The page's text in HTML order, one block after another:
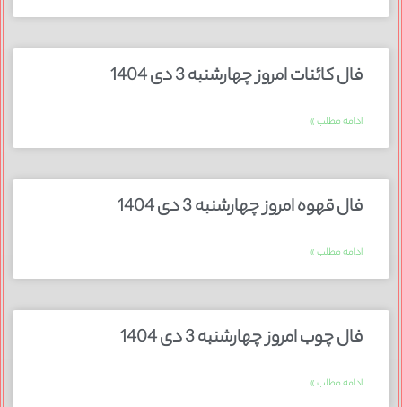
فال کائنات امروز چهارشنبه 3 دی 1404
ادامه مطلب »
فال قهوه امروز چهارشنبه 3 دی 1404
ادامه مطلب »
فال چوب امروز چهارشنبه 3 دی 1404
ادامه مطلب »